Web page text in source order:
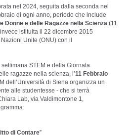
nel 2024, seguita dalla seconda nel
di ogni anno, periodo che include
Donne e delle Ragazze nella Scienza (11
istituita il 22 dicembre 2015
Unite (ONU) con il
STEM e della Giornata
ragazze nella scienza, l’11 Febbraio
dell’Università di Siena organizza un
alle studentesse - che si terrà
Lab , via Valdimontone 1,
di Contare”